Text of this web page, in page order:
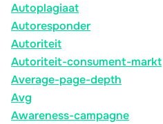
Autoplagiaat
Autoresponder
Autoriteit
Autoriteit-consument-markt
Average-page-depth
Avg
Awareness-campagne